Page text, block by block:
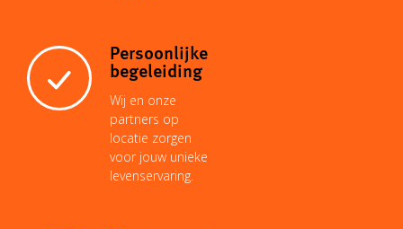
Persoonlijke
begeleiding
Wij en onze
partners op
locatie zorgen
voor jouw unieke
levenservaring.